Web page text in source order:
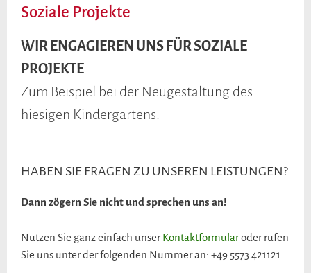
Soziale Projekte
WIR ENGAGIEREN UNS FÜR SOZIALE
PROJEKTE
Zum Beispiel bei der Neugestaltung des
hiesigen Kindergartens.
HABEN SIE FRAGEN ZU UNSEREN LEISTUNGEN?
Dann zögern Sie nicht und sprechen uns an!
Nutzen Sie ganz einfach unserKontaktformularoder rufen
Sie uns unter der folgenden Nummer an: +49 5573 421121.